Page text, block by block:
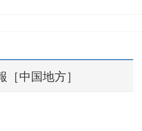
中国地方］